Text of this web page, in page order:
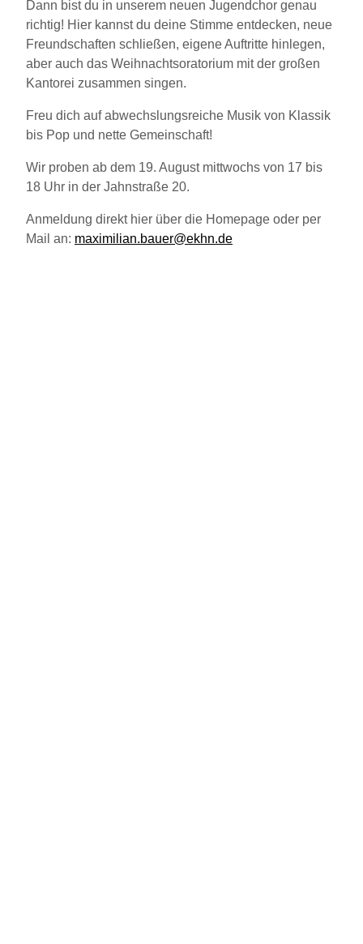
Dann bist du in unserem neuen Jugendchor genau
richtig! Hier kannst du deine Stimme entdecken, neue
Freundschaften schließen, eigene Auftritte hinlegen,
aber auch das Weihnachtsoratorium mit der großen
Kantorei zusammen singen.
Freu dich auf abwechslungsreiche Musik von Klassik
bis Pop und nette Gemeinschaft!
Wir proben ab dem 19. August mittwochs von 17 bis
18 Uhr in der Jahnstraße 20.
Anmeldung direkt hier über die Homepage oder per
Mail an: maximilian.bauer@ekhn.de